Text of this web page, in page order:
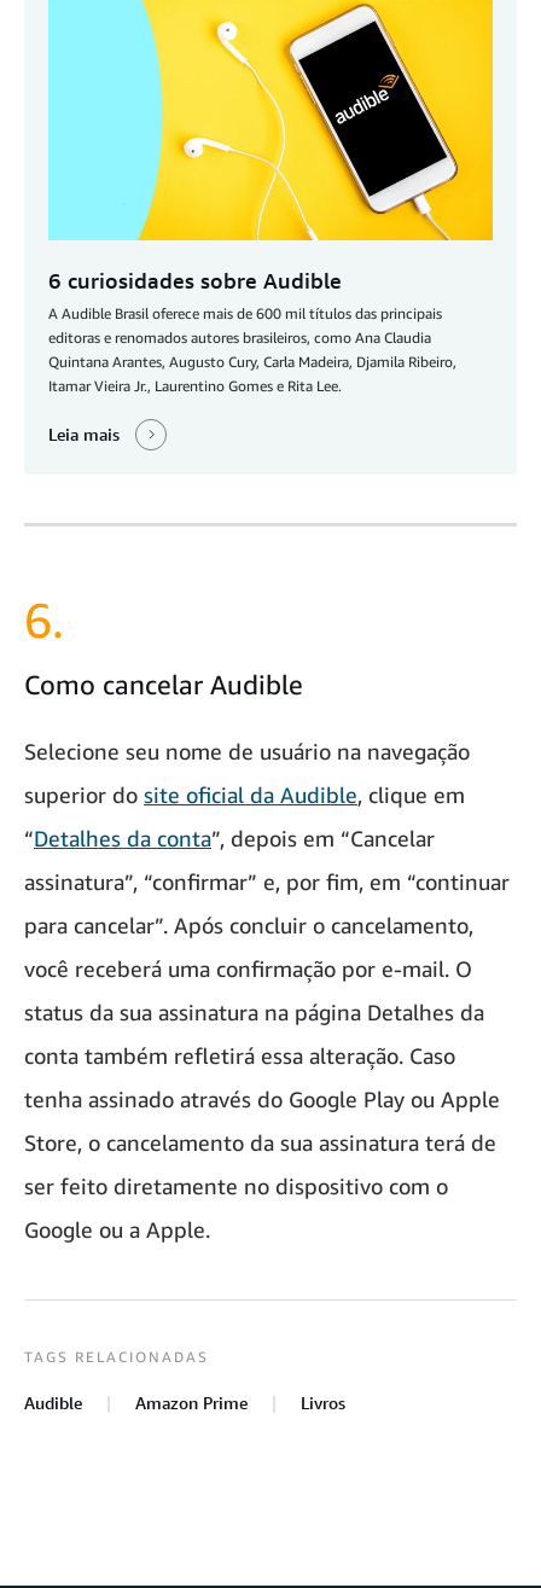
6 curiosidades sobre Audible
A Audible Brasil oferece mais de 600 mil títulos das principais
editoras e renomados autores brasileiros, como Ana Claudia
Quintana Arantes, Augusto Cury, Carla Madeira, Djamila Ribeiro,
Itamar Vieira Jr., Laurentino Gomes e Rita Lee.
Leia mais
6.
Como cancelar Audible
Selecione seu nome de usuário na navegação
superior do site oficial da Audible, clique em
“Detalhes da conta”, depois em “Cancelar
assinatura”, “confirmar” e, por fim, em “continuar
para cancelar”. Após concluir o cancelamento,
você receberá uma confirmação por e-mail. O
status da sua assinatura na página Detalhes da
conta também refletirá essa alteração. Caso
tenha assinado através do Google Play ou Apple
Store, o cancelamento da sua assinatura terá de
ser feito diretamente no dispositivo com o
Google ou a Apple.
TAGS RELACIONADAS
Audible Amazon Prime Livros